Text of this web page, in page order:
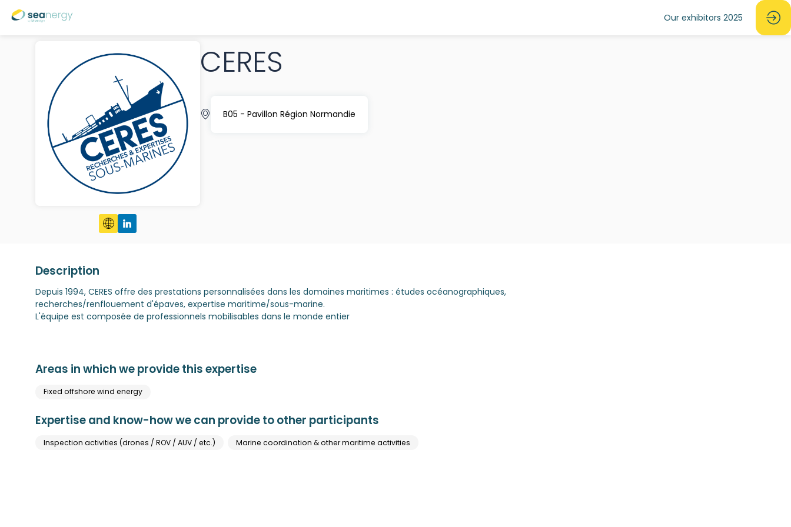
Our exhibitors 2025
CERES
B05 - Pavillon Région Normandie
Description
Depuis 1994, CERES offre des prestations personnalisées dans les domaines maritimes : études océanographiques,
recherches/renflouement d'épaves, expertise maritime/sous-marine.
L'équipe est composée de professionnels mobilisables dans le monde entier
Areas in which we provide this expertise
Fixed offshore wind energy
Expertise and know-how we can provide to other participants
Inspection activities (drones / ROV / AUV / etc.) Marine coordination & other maritime activities